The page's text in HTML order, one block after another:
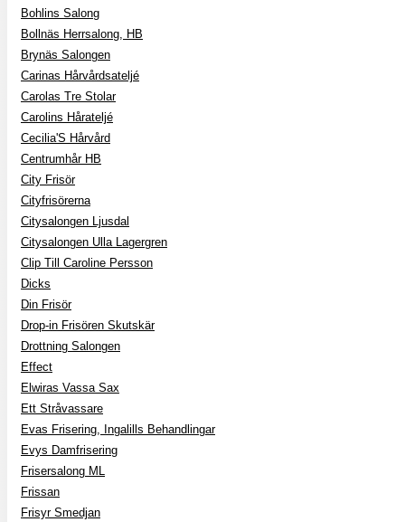
Bohlins Salong
Bollnäs Herrsalong, HB
Brynäs Salongen
Carinas Hårvårdsateljé
Carolas Tre Stolar
Carolins Hårateljé
Cecilia'S Hårvård
Centrumhår HB
City Frisör
Cityfrisörerna
Citysalongen Ljusdal
Citysalongen Ulla Lagergren
Clip Till Caroline Persson
Dicks
Din Frisör
Drop-in Frisören Skutskär
Drottning Salongen
Effect
Elwiras Vassa Sax
Ett Stråvassare
Evas Frisering, Ingalills Behandlingar
Evys Damfrisering
Frisersalong ML
Frissan
Frisyr Smedjan